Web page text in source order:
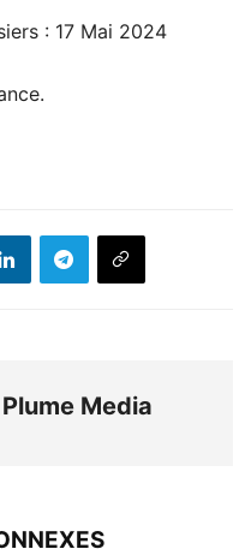
: 17 Mai 2024
Media